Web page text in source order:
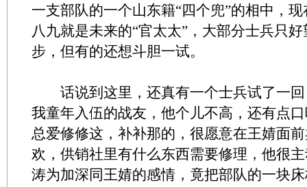
一支部队的一个山东籍“四个兜”的相中，
八九就是未来的“官太太”，大部分士兵只
步，但有的还想斗胆一试。
话说到这里，还真有一个士兵试了一回
我童年入伍的战友，他个儿不高，还有点
总爱修修这，补补那的，很愿意在王婧面
欢，供销社里有什么东西需要修理，他很
涛为加深同王婧的感情，竟把部队的一块